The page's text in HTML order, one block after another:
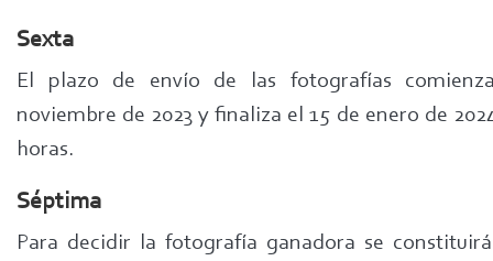
Sexta
El plazo de envío de las fotografías
noviembre de 2023 y finaliza el 15 de enero de
horas.
Séptima
Para decidir la fotografía ganadora se